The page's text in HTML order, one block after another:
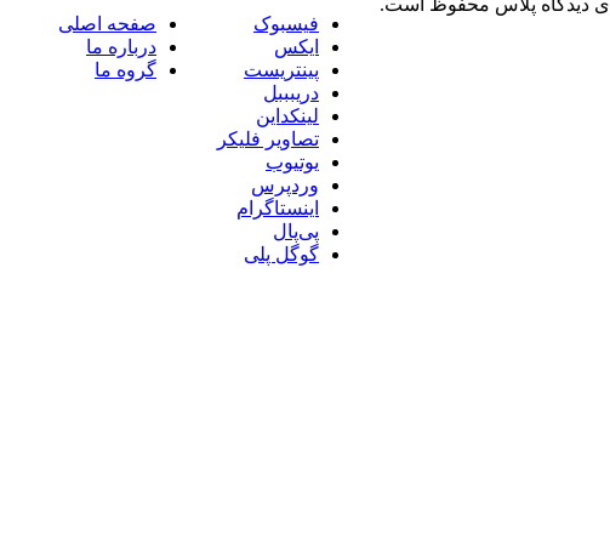
صفحه اصلی
درباره ما
گروه ما
فیسبوک
ایکس
پینتریست
دریبببل
لینکداین
تصاویر فلیکر
یوتیوب
وردپرس
اینستاگرام
پی‌پال
گوگل پلی